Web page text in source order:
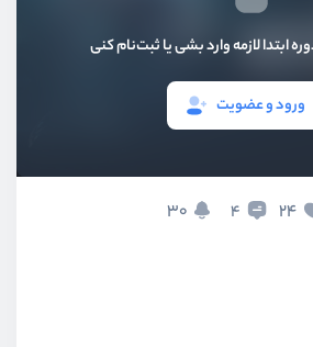
ابتدا لازمه وارد بشی یا ثبت‌نام کنی
ورود و عضویت
24
4
30
اطلاعات